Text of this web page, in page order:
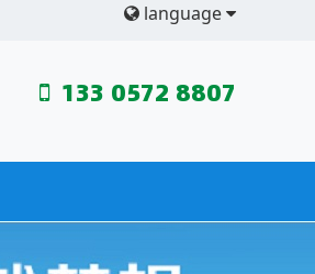
language
133 0572 8807